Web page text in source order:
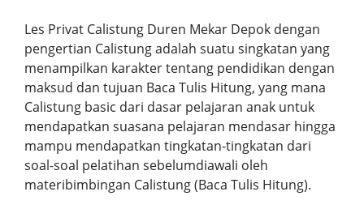
Les Privat Calistung Duren Mekar Depok dengan
pengertian Calistung adalah suatu singkatan yang
menampilkan karakter tentang pendidikan dengan
maksud dan tujuan Baca Tulis Hitung, yang mana
Calistung basic dari dasar pelajaran anak untuk
mendapatkan suasana pelajaran mendasar hingga
mampu mendapatkan tingkatan-tingkatan dari
soal-soal pelatihan sebelumdiawali oleh
materibimbingan Calistung (Baca Tulis Hitung).